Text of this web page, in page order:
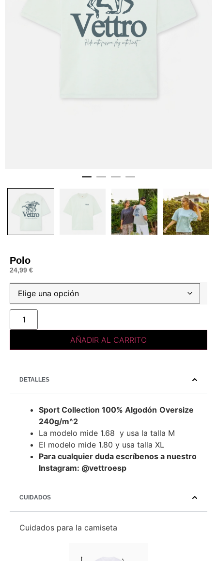
Polo
24,99 €
AÑADIR AL CARRITO
DETALLES
Sport Collection 100% Algodón Oversize
240g/m^2
La modelo mide 1.68 y usa la talla M
El modelo mide 1.80 y usa talla XL
Para cualquier duda escríbenos a nuestro
Instagram: @vettroesp
CUIDADOS
Cuidados para la camiseta